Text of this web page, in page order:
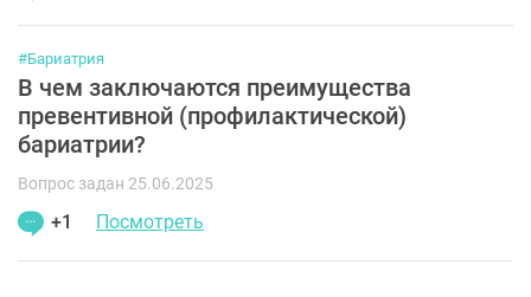
#Бариатрия
В чем заключаются преимущества
превентивной (профилактической)
бариатрии?
Вопрос задан 25.06.2025
+1 Посмотреть